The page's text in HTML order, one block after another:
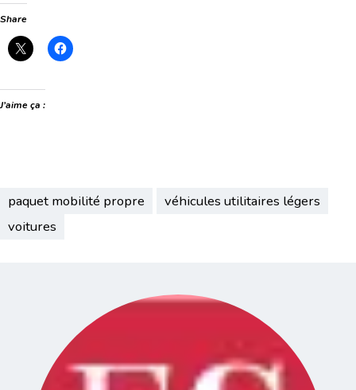
Share
J’aime ça :
paquet mobilité propre
véhicules utilitaires légers
voitures